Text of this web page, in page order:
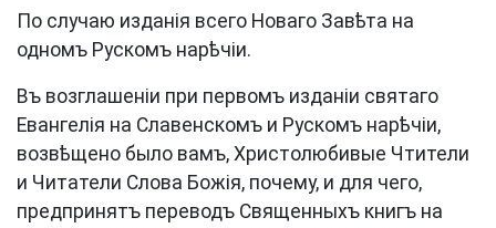
По случаю изданія всего Новаго Завѣта на
одномъ Рускомъ нарѣчіи.
Въ возглашеніи при первомъ изданіи святаго
Евангелія на Славенскомъ и Рускомъ нарѣчіи,
возвѣщено было вамъ, Христолюбивые Чтители
и Читатели Слова Божія, почему, и для чего,
предпринятъ переводъ Священныхъ книгъ на